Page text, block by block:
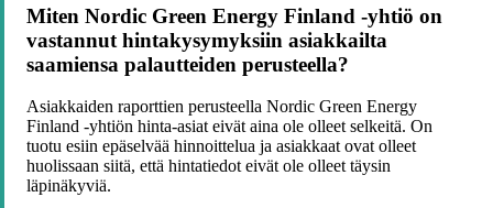
Miten Nordic Green Energy Finland -yhtiö on
vastannut hintakysymyksiin asiakkailta
saamiensa palautteiden perusteella?
Asiakkaiden raporttien perusteella Nordic Green Energy
Finland -yhtiön hinta-asiat eivät aina ole olleet selkeitä. On
tuotu esiin epäselvää hinnoittelua ja asiakkaat ovat olleet
huolissaan siitä, että hintatiedot eivät ole olleet täysin
läpinäkyviä.